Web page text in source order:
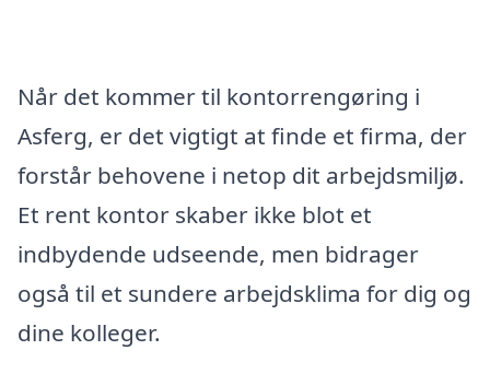
Når det kommer til kontorrengøring i
Asferg, er det vigtigt at finde et firma, der
forstår behovene i netop dit arbejdsmiljø.
Et rent kontor skaber ikke blot et
indbydende udseende, men bidrager
også til et sundere arbejdsklima for dig og
dine kolleger.